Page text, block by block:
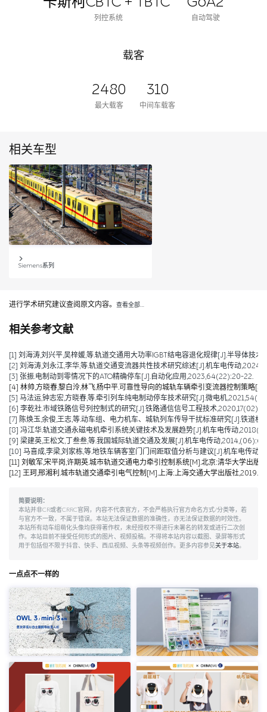
列控系统 自动驾驶
载客
2480
最大载客
310
中间车载客
相关车型
Siemens系列
进行学术研究建议查阅原文内容。 查看全部…
相关参考文献
[1] 刘海涛,刘兴平,吴梓媛,等.轨道交通用大功率IGBT结电容退化规律[J].半导体技
[2] 刘海涛,刘永江,李华,等.轨道交通变流器共性技术研究综述[J].机车电传动
[3] 张振.电制动到零情况下的ATO精确停车[J].自动化应用,2023,64(22):20-22.
[4] 林帅,方晓春,黎白泠,林飞,杨中平.可靠性导向的城轨车辆牵引变流器控制策略
[5] 马法运,钟志宏,方晓春,等.牵引列车纯电制动停车技术研究[J].微电机
[6] 李乾社.市域铁路信号列控制式的研究[J].铁路通信信号工程技术
[7] 陈焕玉,余俊,王志,等.动车组、电力机车、城轨列车传导干扰标准研究[J].铁道
[8] 冯江华.轨道交通永磁电机牵引系统关键技术及发展趋势[J].机车电传动
[9] 梁建英,王松文,丁叁叁,等.我国城际轨道交通及发展[J].机车电传动,2014,(06):6-
[10] 马喜成,李梁,刘家栋,等.地铁车辆客室门门间距取值分析与建议[J].机车电传动
[11] 刘敏军,宋平岗,许期英.城市轨道交通电力牵引控制系统[M].北京:清华大学出版
[12] 王珂,邢湘利.城市轨道交通牵引电气控制[M].上海:上海交通大学出版社,2019.
简要说明：
本站并非CR或者CRRC官网，内容不代表官方，不会严格执行官方命名方式/分类等，若
与官方不一致，不属于错误。本站无法保证数据的准确性，亦无法保证数据的时效性。
本站所有动车组萌化头像均获得著作权，未经授权不得进行未署名的转发或进行二次创
作。本站目前不接受任何形式的图片、视频投稿。不得将本站内容以截图、录屏等形式
用于包括但不限于抖音、快手、西瓜视频、头条等视频创作。更多内容参见关于本站。
一点点不一样的